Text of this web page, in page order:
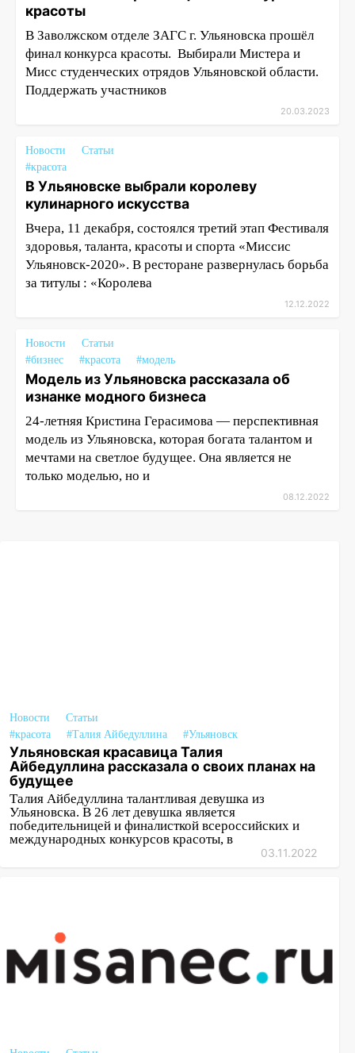
красоты
В Заволжском отделе ЗАГС г. Ульяновска прошёл
финал конкурса красоты. Выбирали Мистера и
Мисс студенческих отрядов Ульяновской области.
Поддержать участников
20.03.2023
Новости
Статьи
#красота
В Ульяновске выбрали королеву
кулинарного искусства
Вчера, 11 декабря, состоялся третий этап Фестиваля
здоровья, таланта, красоты и спорта «Миссис
Ульяновск-2020». В ресторане развернулась борьба
за титулы : «Королева
12.12.2022
Новости
Статьи
#бизнес
#красота #модель
Модель из Ульяновска рассказала об
изнанке модного бизнеса
24-летняя Кристина Герасимова — перспективная
модель из Ульяновска, которая богата талантом и
мечтами на светлое будущее. Она является не
только моделью, но и
08.12.2022
Новости
Статьи
#красота
#Талия Айбедуллина #Ульяновск
Ульяновская красавица Талия
Айбедуллина рассказала о своих планах на
будущее
Талия Айбедуллина талантливая девушка из
Ульяновска. В 26 лет девушка является
победительницей и финалисткой всероссийских и
международных конкурсов красоты, в
03.11.2022